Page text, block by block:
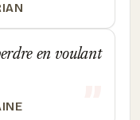
en voulant